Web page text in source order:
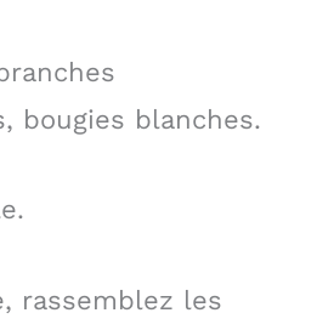
bougies blanches.
rassemblez les